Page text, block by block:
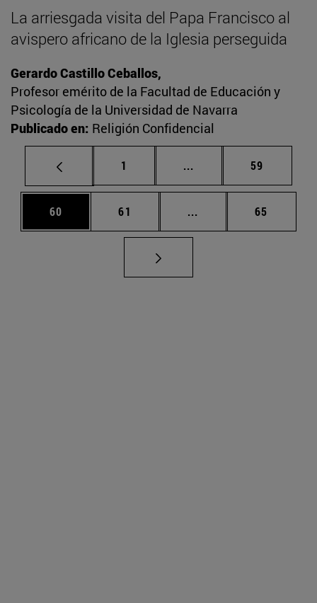
La arriesgada visita del Papa Francisco al
avispero africano de la Iglesia perseguida
Gerardo Castillo Ceballos,
Profesor emérito de la Facultad de Educación y
Psicología de la Universidad de Navarra
Publicado en: Religión Confidencial
Página
1 ... Páginas intermedias
Página
59
Página
60 Página
61 ... Páginas intermedias
Página
65